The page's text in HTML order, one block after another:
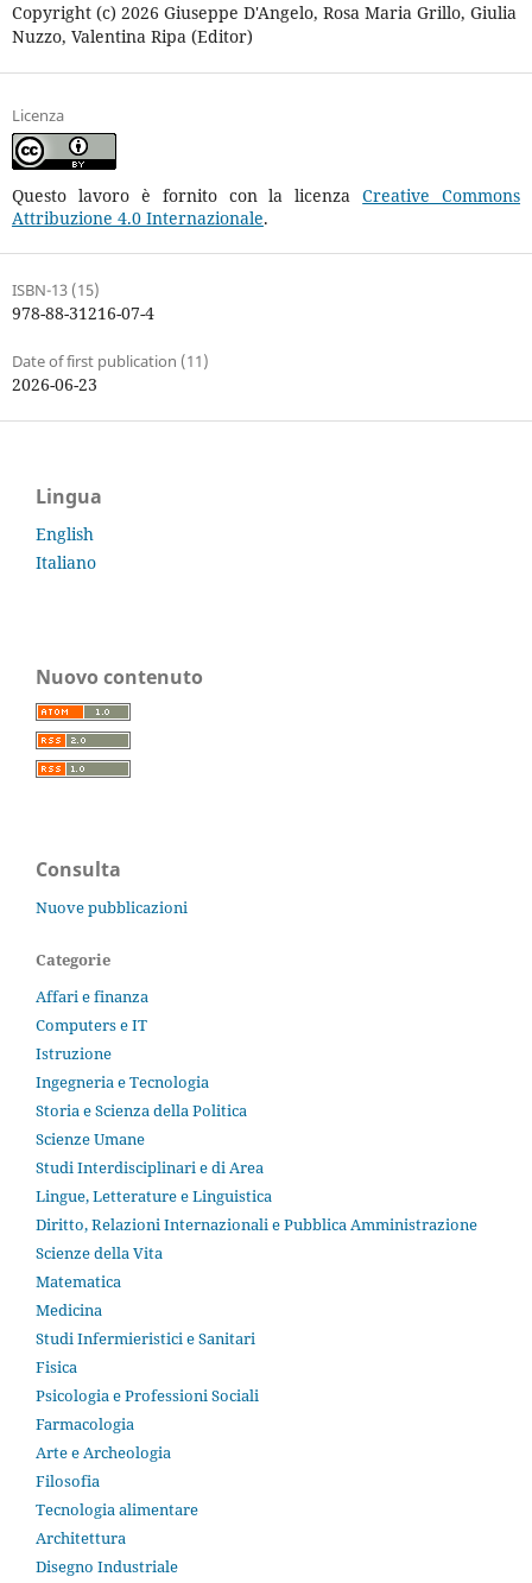
Copyright (c) 2026 Giuseppe D'Angelo, Rosa Maria Grillo, Giulia
Nuzzo, Valentina Ripa (Editor)
Licenza
Questo lavoro è fornito con la licenzaCreative Commons
Attribuzione 4.0 Internazionale.
ISBN-13 (15)
978-88-31216-07-4
Date of first publication (11)
2026-06-23
Lingua
English
Italiano
Nuovo contenuto
Consulta
Nuove pubblicazioni
Categorie
Affari e finanza
Computers e IT
Istruzione
Ingegneria e Tecnologia
Storia e Scienza della Politica
Scienze Umane
Studi Interdisciplinari e di Area
Lingue, Letterature e Linguistica
Diritto, Relazioni Internazionali e Pubblica Amministrazione
Scienze della Vita
Matematica
Medicina
Studi Infermieristici e Sanitari
Fisica
Psicologia e Professioni Sociali
Farmacologia
Arte e Archeologia
Filosofia
Tecnologia alimentare
Architettura
Disegno Industriale